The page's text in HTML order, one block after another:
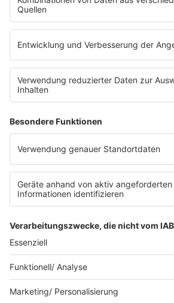
Empfang
barba radio App
Impressum
Datenschutz Facebook & Instagram
Datenschutzeinstellungen
Clubbedingungen
Werbung schalten
Waffel-Werbepartner
80s80s.de
90s90s.de
Schlagerplanetradio.com
1deutsch.de
WEIHNACHTSMUSIK.FM
© barba radio. Ein Baby von Barbara